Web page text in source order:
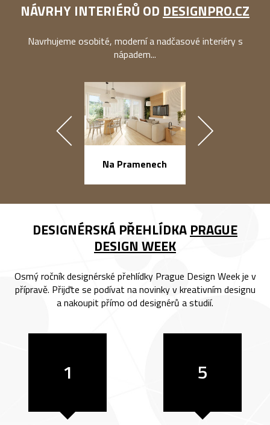
NÁVRHY INTERIÉRŮ OD DESIGNPRO.CZ
Navrhujeme osobité, moderní a nadčasové interiéry s
nápadem...
Na Pramenech
DESIGNÉRSKÁ PŘEHLÍDKA PRAGUE
DESIGN WEEK
Osmý ročník designérské přehlídky Prague Design Week je v
přípravě. Přijďte se podívat na novinky v kreativním designu
a nakoupit přímo od designérů a studií.
1 5